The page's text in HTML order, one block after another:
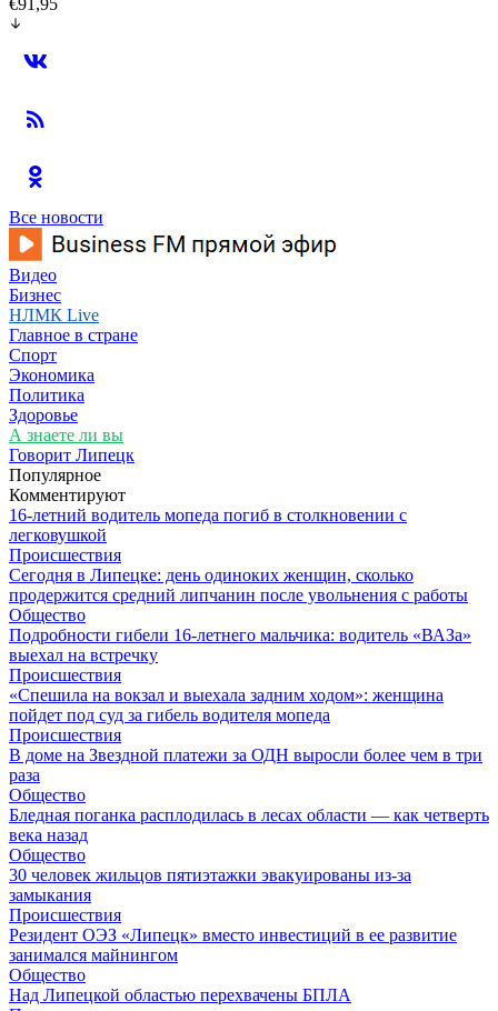
€91,95
Все новости
Видео
Бизнес
НЛМК Live
Главное в стране
Спорт
Экономика
Политика
Здоровье
А знаете ли вы
Говорит Липецк
Популярное
Комментируют
16-летний водитель мопеда погиб в столкновении с
легковушкой
Происшествия
Сегодня в Липецке: день одиноких женщин, сколько
продержится средний липчанин после увольнения с работы
Общество
Подробности гибели 16-летнего мальчика: водитель «ВАЗа»
выехал на встречку
Происшествия
«Спешила на вокзал и выехала задним ходом»: женщина
пойдет под суд за гибель водителя мопеда
Происшествия
В доме на Звездной платежи за ОДН выросли более чем в три
раза
Общество
Бледная поганка расплодилась в лесах области — как четверть
века назад
Общество
30 человек жильцов пятиэтажки эвакуированы из-за
замыкания
Происшествия
Резидент ОЭЗ «Липецк» вместо инвестиций в ее развитие
занимался майнингом
Общество
Над Липецкой областью перехвачены БПЛА